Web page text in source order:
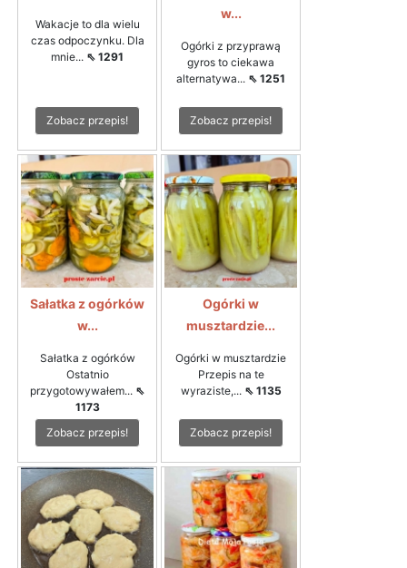
Wakacje to dla wielu
czas odpoczynku. Dla
mnie... ⇖ 1291
Zobacz przepis!
w...
Ogórki z przyprawą
gyros to ciekawa
alternatywa... ⇖ 1251
Zobacz przepis!
Sałatka z ogórków
w...
Sałatka z ogórków
Ostatnio
przygotowywałem... ⇖
1173
Zobacz przepis!
Ogórki w
musztardzie...
Ogórki w musztardzie
Przepis na te
wyraziste,... ⇖ 1135
Zobacz przepis!